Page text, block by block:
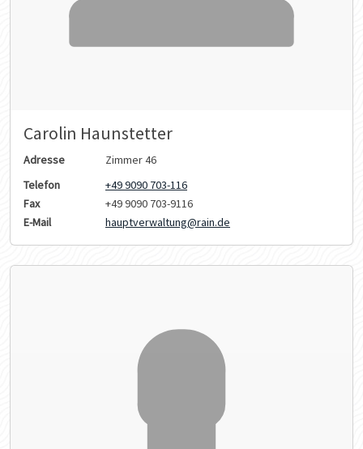
Carolin Haunstetter
Adresse
Zimmer 46
Telefon
+49 9090 703-116
Fax
+49 9090 703-9116
E-Mail
hauptverwaltung@rain.de